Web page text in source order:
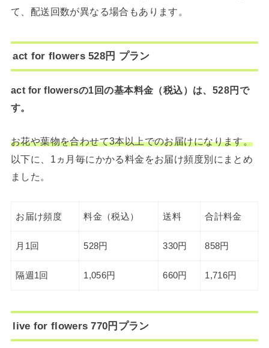
て、配送回数が異なる場合もあります。
act for flowers 528円 プラン
act for flowersの1回の基本料金（税込）は、528円で
す。
お花や葉物を合わせて3本以上でのお届けになります。
以下に、1ヵ月毎にかかる料金をお届け頻度別にまとめ
ました。
お届け頻度 料金（税込） 送料 合計料金
月1回 528円 330円 858円
隔週1回 1,056円 660円 1,716円
live for flowers 770円プラン